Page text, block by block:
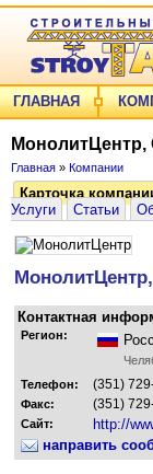
ГЛАВНАЯ
Главная » Компании
Карточка
Услуги
Статьи
Контактная
Регион:
Телефон:
(351)
Факс: (351)
Сайт:
http://
направить